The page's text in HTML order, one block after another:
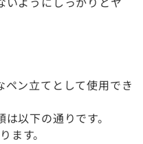
ン立てとして使用でき
以下の通りです。
ます。